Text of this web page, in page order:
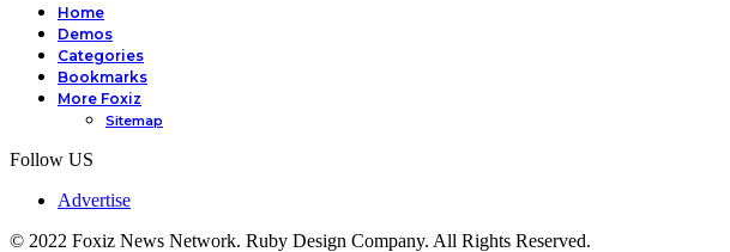
Home
Demos
Categories
Bookmarks
More Foxiz
Sitemap
Follow US
Advertise
© 2022 Foxiz News Network. Ruby Design Company. All Rights Reserved.